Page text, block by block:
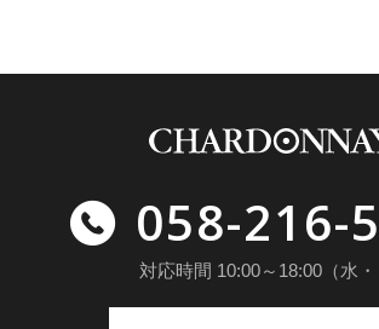
058-216-
対応時間 10:00～18:00（水・